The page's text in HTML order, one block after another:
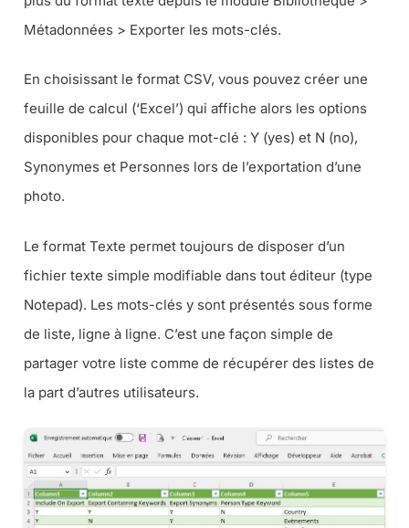
Métadonnées > Exporter les mots-clés.
En choisissant le format CSV, vous pouvez créer une
feuille de calcul (‘Excel’) qui affiche alors les options
disponibles pour chaque mot-clé : Y (yes) et N (no),
Synonymes et Personnes lors de l’exportation d’une
photo.
Le format Texte permet toujours de disposer d’un
fichier texte simple modifiable dans tout éditeur (type
Notepad). Les mots-clés y sont présentés sous forme
de liste, ligne à ligne. C’est une façon simple de
partager votre liste comme de récupérer des listes de
la part d’autres utilisateurs.